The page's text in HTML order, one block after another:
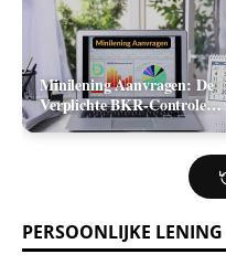
Minilening Aanvragen: De
Verplichte BKR-Controle
en de Realistische
PERSOONLIJKE LENING